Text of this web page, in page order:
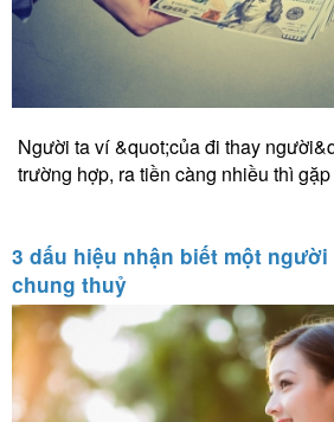
Người ta ví &quot;của đi thay
trường hợp, ra tiền càng nhiều thì
3 dấu hiệu nhận biết một
chung thuỷ